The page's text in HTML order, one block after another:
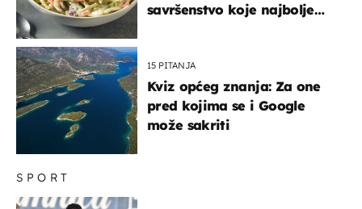
SPORT
savršenstvo koje najbolje
15 PITANJA
Kviz općeg znanja: Za one
pred kojima se i Google
može sakriti